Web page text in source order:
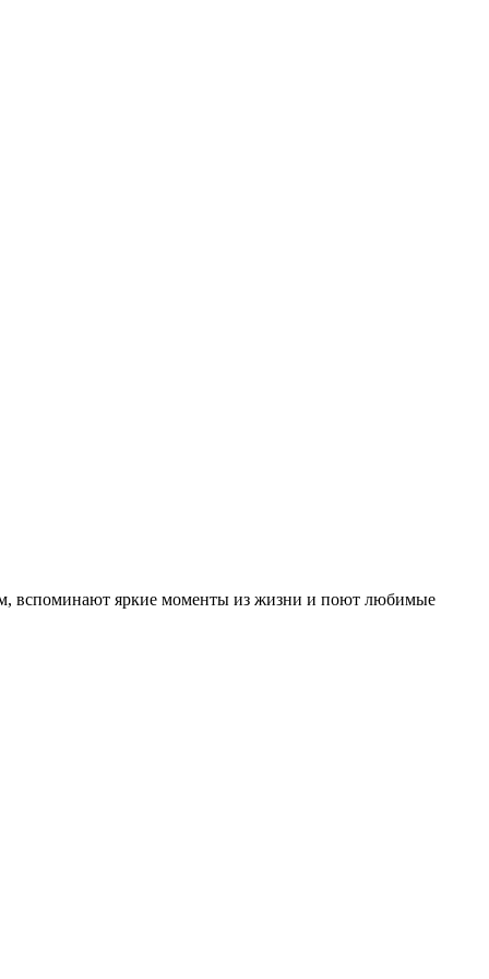
вспоминают яркие моменты из жизни и поют любимые